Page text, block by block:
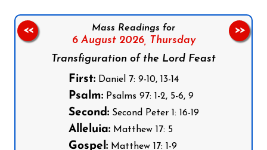
Mass Readings for
6 August 2026, Thursday
Transfiguration of the Lord Feast
First:Daniel 7: 9-10, 13-14
Psalm:Psalms 97: 1-2, 5-6, 9
Second:Second Peter 1: 16-19
Alleluia:Matthew 17: 5
Gospel:Matthew 17: 1-9
<< >>